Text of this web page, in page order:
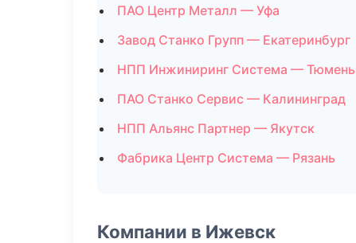
ПАО Центр Металл — Уфа
Завод Станко Групп — Екатеринбург
НПП Инжиниринг Система — Тюмень
ПАО Станко Сервис — Калининград
НПП Альянс Партнер — Якутск
Фабрика Центр Система — Рязань
Компании в Ижевск